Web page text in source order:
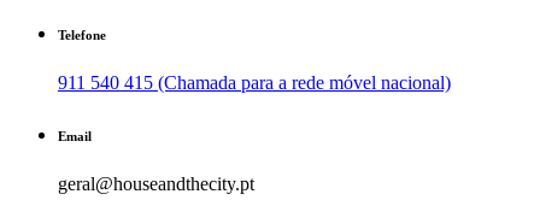
Telefone
911 540 415 (Chamada para a rede móvel nacional)
Email
geral@houseandthecity.pt